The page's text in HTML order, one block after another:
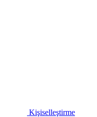
Kişiselleştirme